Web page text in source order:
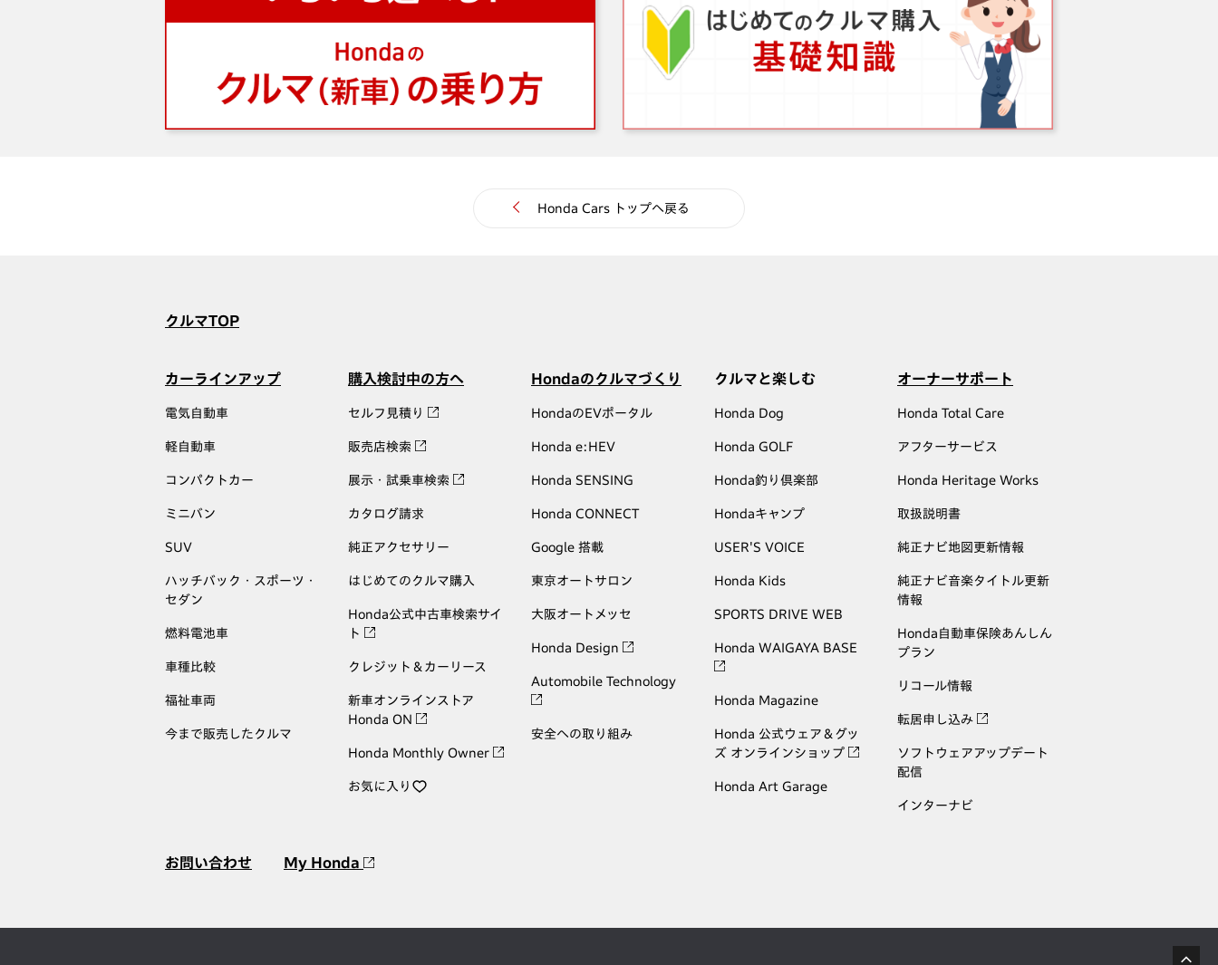
Honda Cars トップへ戻る
クルマTOP
カーラインアップ
電気自動車
軽自動車
コンパクトカー
ミニバン
SUV
ハッチバック・スポーツ・
セダン
燃料電池車
車種比較
福祉車両
今まで販売したクルマ
購入検討中の方へ
セルフ見積り
販売店検索
展示・試乗車検索
カタログ請求
純正アクセサリー
はじめてのクルマ購入
Honda公式中古車検索サイ
ト
クレジット＆カーリース
新車オンラインストア
Honda ON
Honda Monthly Owner
お気に入り
Hondaのクルマづくり
HondaのEVポータル
Honda e:HEV
Honda SENSING
Honda CONNECT
Google 搭載
東京オートサロン
大阪オートメッセ
Honda Design
Automobile Technology
安全への取り組み
クルマと楽しむ
Honda Dog
Honda GOLF
Honda釣り倶楽部
Hondaキャンプ
USER'S VOICE
Honda Kids
SPORTS DRIVE WEB
Honda WAIGAYA BASE
Honda Magazine
Honda 公式ウェア＆グッ
ズ オンラインショップ
Honda Art Garage
オーナーサポート
Honda Total Care
アフターサービス
Honda Heritage Works
取扱説明書
純正ナビ地図更新情報
純正ナビ音楽タイトル更新
情報
Honda自動車保険あんしん
プラン
リコール情報
転居申し込み
ソフトウェアアップデート
配信
インターナビ
お問い合わせ My Honda